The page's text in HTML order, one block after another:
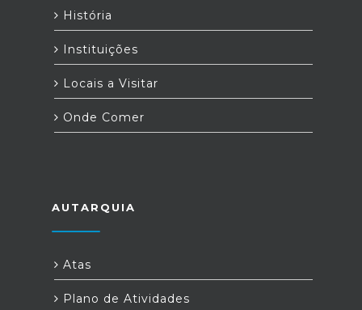
História
Instituições
Locais a Visitar
Onde Comer
AUTARQUIA
Atas
Plano de Atividades